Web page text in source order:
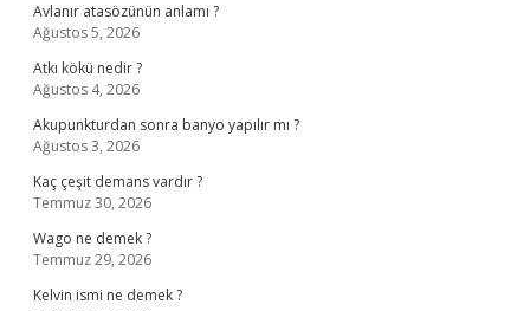
Avlanır atasözünün anlamı ?
Ağustos 5, 2026
Atkı kökü nedir ?
Ağustos 4, 2026
Akupunkturdan sonra banyo yapılır mı ?
Ağustos 3, 2026
Kaç çeşit demans vardır ?
Temmuz 30, 2026
Wago ne demek ?
Temmuz 29, 2026
Kelvin ismi ne demek ?